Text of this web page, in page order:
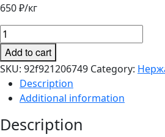
650₽/кг
Труба
нержавеющая
бесшованая
25х4
quantity
Add to cart
SKU: 92f921206749 Category:
Description
Additional information
Description